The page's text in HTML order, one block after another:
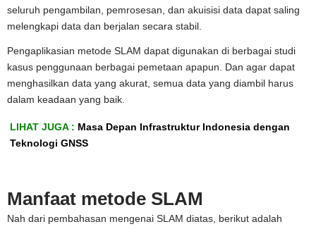
seluruh pengambilan, pemrosesan, dan akuisisi data dapat saling
melengkapi data dan berjalan secara stabil.
Pengaplikasian metode SLAM dapat digunakan di berbagai studi
kasus penggunaan berbagai pemetaan apapun. Dan agar dapat
menghasilkan data yang akurat, semua data yang diambil harus
dalam keadaan yang baik.
LIHAT JUGA : Masa Depan Infrastruktur Indonesia dengan
Teknologi GNSS
Manfaat metode SLAM
Nah dari pembahasan mengenai SLAM diatas, berikut adalah